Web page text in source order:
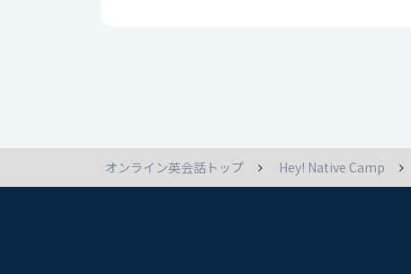
オンライン英会話トップ Hey! Native Camp